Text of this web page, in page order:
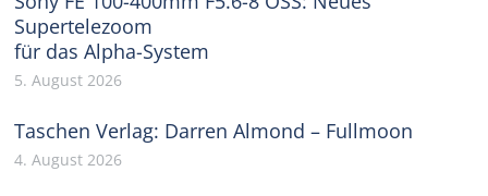
Supertelezoom
für das Alpha-System
5. August 2026
Taschen Verlag: Darren Almond – Fullmoon
4. August 2026